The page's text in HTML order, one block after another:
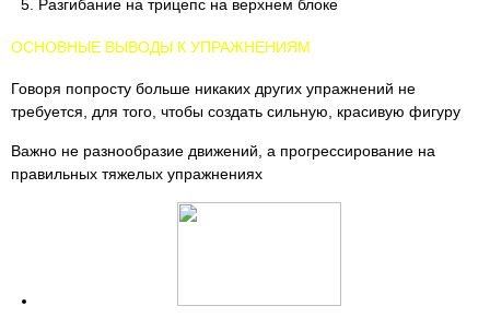
Разгибание на трицепс на верхнем блоке
ОСНОВНЫЕ ВЫВОДЫ К УПРАЖНЕНИЯМ
Говоря попросту больше никаких других упражнений не
требуется, для того, чтобы создать сильную, красивую фигуру
Важно не разнообразие движений, а прогрессирование на
правильных тяжелых упражнениях